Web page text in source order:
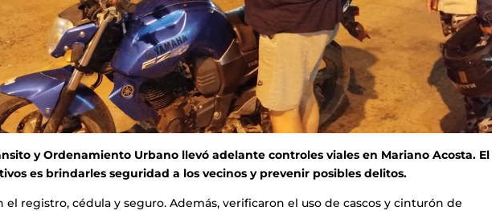
y Ordenamiento Urbano llevó adelante controles viales en Mariano Acosta. El
es brindarles seguridad a los vecinos y prevenir posibles delitos.
el registro, cédula y seguro. Además, verificaron el uso de cascos y cinturón de